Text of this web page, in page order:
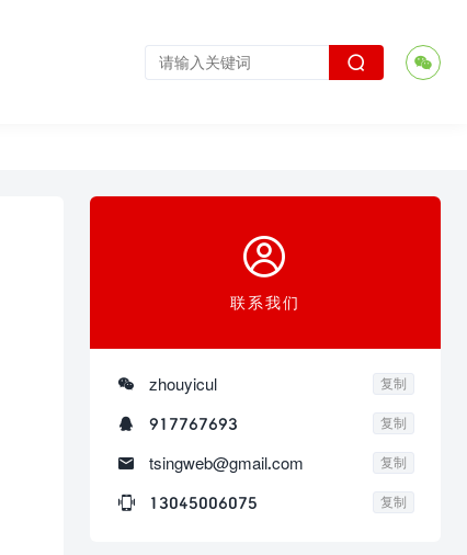



联系我们
 zhouyicul 复制
 917767693 复制
 tsingweb@gmail.com 复制
 13045006075 复制